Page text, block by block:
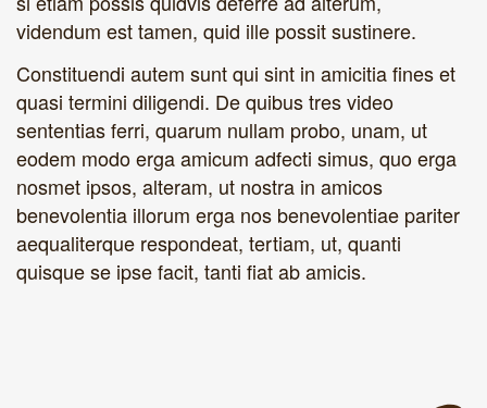
videndum est tamen, quid ille possit sustinere.
Constituendi autem sunt qui sint in amicitia fines et
quasi termini diligendi. De quibus tres video
sententias ferri, quarum nullam probo, unam, ut
eodem modo erga amicum adfecti simus, quo erga
nosmet ipsos, alteram, ut nostra in amicos
benevolentia illorum erga nos benevolentiae pariter
aequaliterque respondeat, tertiam, ut, quanti
quisque se ipse facit, tanti fiat ab amicis.